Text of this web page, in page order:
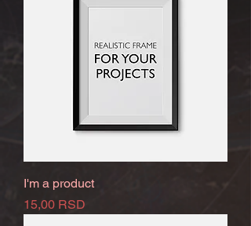
I'm a product
Prix
15,00 RSD